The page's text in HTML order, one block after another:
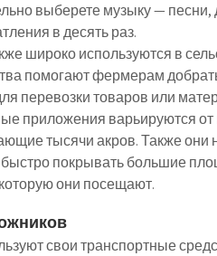
выберете музыку —
в десять раз.
широко используются в
помогают фермерам
перевозки товаров или
приложения варьируются
тысячи акров. Также они
покрывать большие
они посещают.
свои транспортные